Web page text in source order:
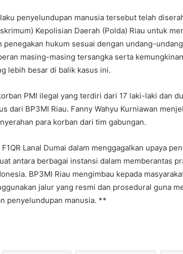
penyelundupan manusia tersebut telah
Kepolisian Daerah (Polda) Riau untuk
hukum sesuai dengan undang-
masing-masing tersangka serta
lebih besar di balik kasus ini.
PMI ilegal yang terdiri dari 17 laki-laki dan
dari BP3MI Riau. Fanny Wahyu Kurniawan
para korban dari tim gabungan.
Lanal Dumai dalam menggagalkan upaya
antara berbagai instansi dalam memberantas
BP3MI Riau mengimbau kepada
jalur yang resmi dan prosedural guna
penyelundupan manusia. **